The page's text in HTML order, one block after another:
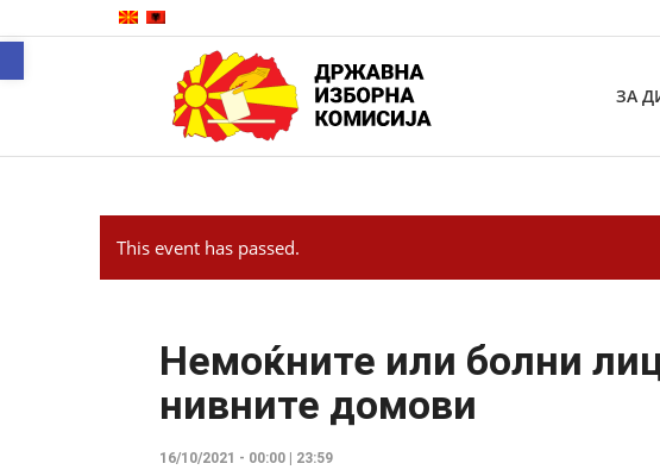
ЗА
This event has passed.
Немоќните или болни
нивните домови
16/10/2021 - 00:00| 23:59
Open toolbar